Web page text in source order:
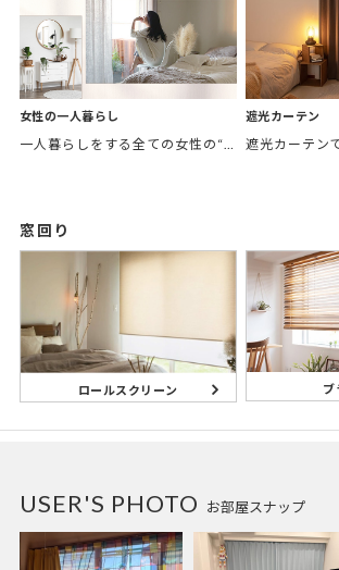
女性の一人暮らし
一人暮らしをする全ての女性の“欲しかったカー
遮光カーテン
遮光カーテン
窓回り
ロールスクリーン ブ
お部屋スナップ
USER'S PHOTO